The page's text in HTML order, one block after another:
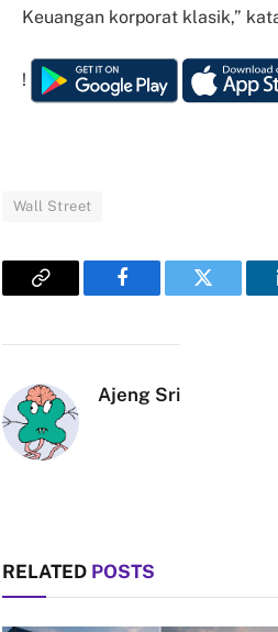
Keuangan korporat klasik,”
!
Wall Street
Copy
Facebook Twitter
Ajeng Sri
RELATED POSTS